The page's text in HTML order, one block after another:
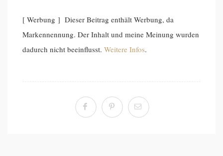
[ Werbung ] Dieser Beitrag enthält Werbung, da
Markennennung. Der Inhalt und meine Meinung wurden
dadurch nicht beeinflusst. Weitere Infos.